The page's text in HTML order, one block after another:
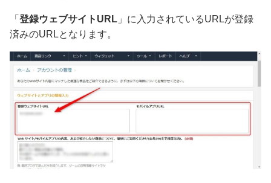
「 登録ウェブサイトURL 」に入力されているURLが登録
済みのURLとなります。